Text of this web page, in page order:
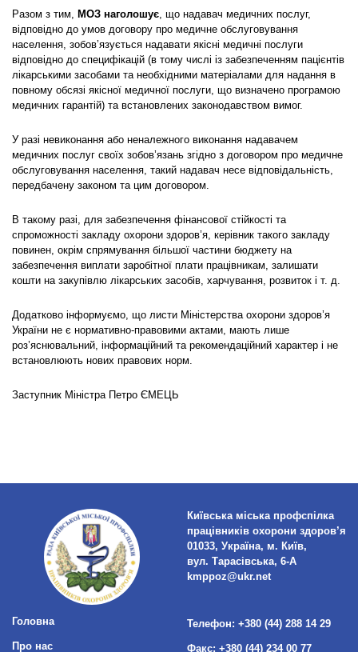
Разом з тим, МОЗ наголошує, що надавач медичних послуг,
відповідно до умов договору про медичне обслуговування
населення, зобов’язується надавати якісні медичні послуги
відповідно до специфікацій (в тому числі із забезпеченням пацієнтів
лікарськими засобами та необхідними матеріалами для надання в
повному обсязі якісної медичної послуги, що визначено програмою
медичних гарантій) та встановлених законодавством вимог.
У разі невиконання або неналежного виконання надавачем
медичних послуг своїх зобов’язань згідно з договором про медичне
обслуговування населення, такий надавач несе відповідальність,
передбачену законом та цим договором.
В такому разі, для забезпечення фінансової стійкості та
спроможності закладу охорони здоров’я, керівник такого закладу
повинен, окрім спрямування більшої частини бюджету на
забезпечення виплати заробітної плати працівникам, залишати
кошти на закупівлю лікарських засобів, харчування, розвиток і т. д.
Додатково інформуємо, що листи Міністерства охорони здоров’я
України не є нормативно-правовими актами, мають лише
роз’яснювальний, інформаційний та рекомендаційний характер і не
встановлюють нових правових норм.
Заступник Міністра Петро ЄМЕЦЬ
Головна
Про нас
Київська міська профспілка
працівників охорони здоров’я
01033, Україна, м. Київ,
вул. Тарасівська, 6-А
kmppoz@ukr.net
Телефон: +380 (44) 288 14 29
Факс: +380 (44) 234 00 77